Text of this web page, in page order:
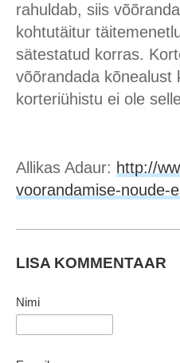
rahuldab, siis
kohtutäitur
sätestatud korras.
võõrandada kõnealust
korteriühistu ei ole
Allikas Adaur: http://
voorandamise-noude-
LISA KOMMENTAAR
Nimi